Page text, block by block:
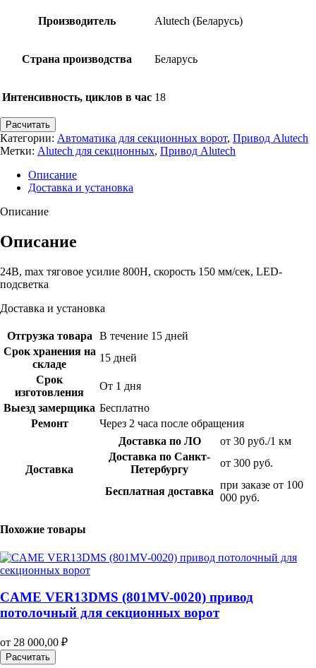
Производитель Alutech (Беларусь)
Страна производства Беларусь
Интенсивность, циклов в час 18
Расчитать
Категории: Автоматика для секционных ворот, Привод Alutech
Метки: Alutech для секционных, Привод Alutech
Описание
Доставка и установка
Описание
Описание
24В, max тяговое усилие 800Н, скорость 150 мм/сек, LED-
подсветка
Доставка и установка
Отгрузка товара
В течение 15 дней
Срок хранения на
складе
15 дней
Срок
изготовления
От 1 дня
Выезд замерщика Бесплатно
Ремонт
Через 2 часа после обращения
Доставка
Доставка по ЛО
от 30 руб./1 км
Доставка по Санкт-
Петербургу
от 300 руб.
Бесплатная доставка
при заказе от 100
000 руб.
Похожие товары
CAME VER13DMS (801MV-0020) привод
потолочный для секционных ворот
от 28 000,00 ₽
Расчитать